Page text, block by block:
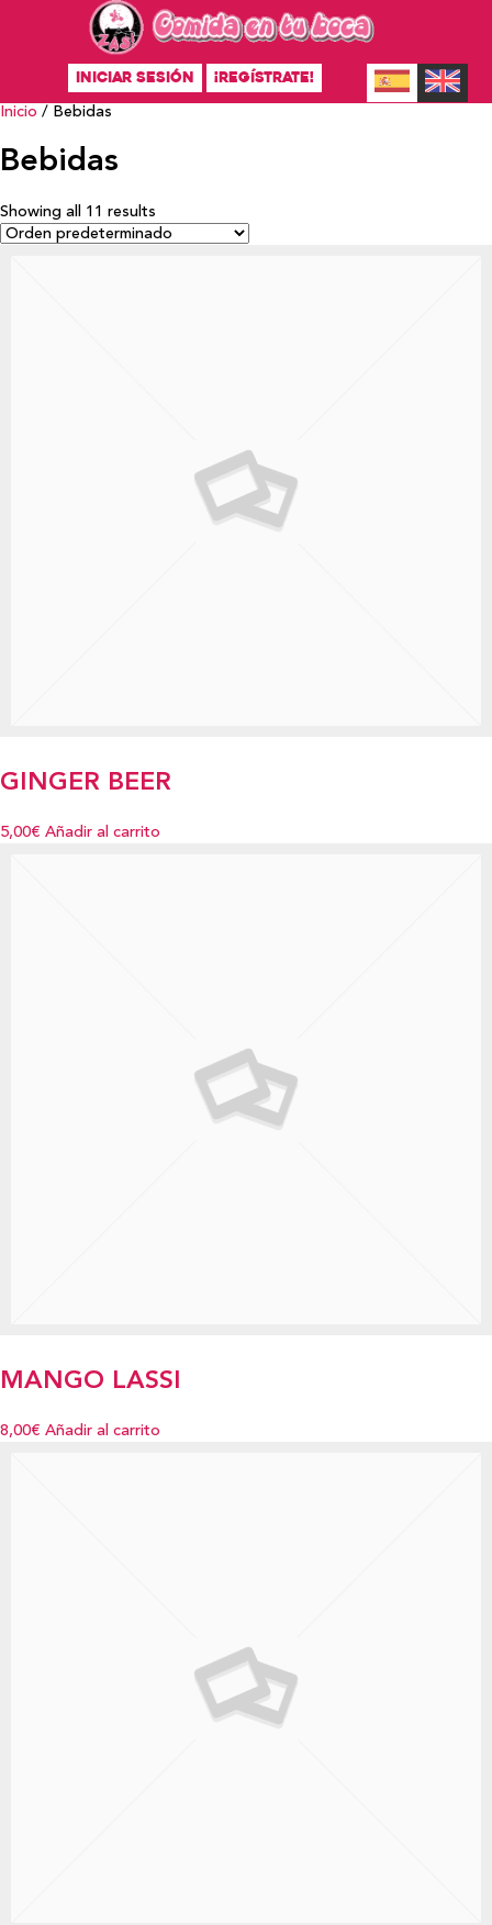
INICIAR SESIÓN ¡REGÍSTRATE!
Inicio / Bebidas
Bebidas
Showing all 11 results
GINGER BEER
5,00€ Añadir al carrito
MANGO LASSI
8,00€ Añadir al carrito